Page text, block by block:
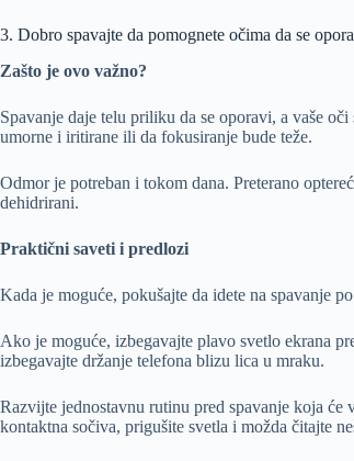
3. Dobro spavajte da pomognete očima da se
Zašto je ovo važno?
Spavanje daje telu priliku da se oporavi, a vaše
umorne i iritirane ili da fokusiranje bude teže.
Odmor je potreban i tokom dana. Preterano
dehidrirani.
Praktični saveti i predlozi
Kada je moguće, pokušajte da idete na spavanje
Ako je moguće, izbegavajte plavo svetlo ekrana
izbegavajte držanje telefona blizu lica u mraku.
Razvijte jednostavnu rutinu pred spavanje koja će
kontaktna sočiva, prigušite svetla i možda čitajte